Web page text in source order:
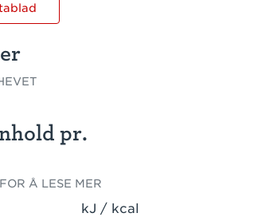
pr.
Å LESE MER
kJ / kcal